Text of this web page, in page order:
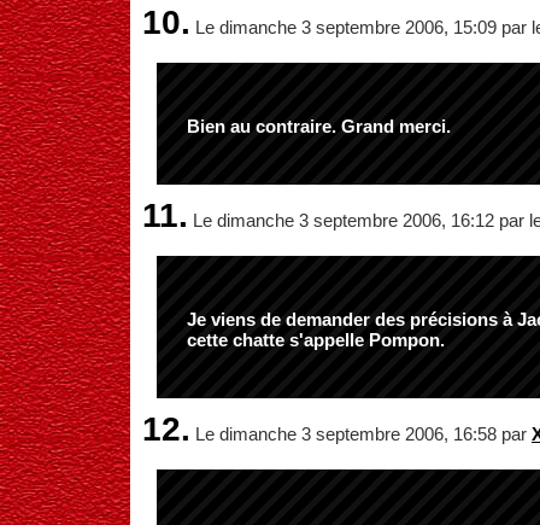
10. Le dimanche 3 septembre 2006, 15:09 par
Bien au contraire. Grand merci.
11. Le dimanche 3 septembre 2006, 16:12 par
Je viens de demander des précisions à
cette chatte s'appelle Pompon.
12. Le dimanche 3 septembre 2006, 16:58 par